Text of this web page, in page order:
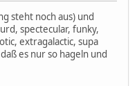
steht noch aus) und
spectecular, funky,
extragalactic, supa
es nur so hageln und